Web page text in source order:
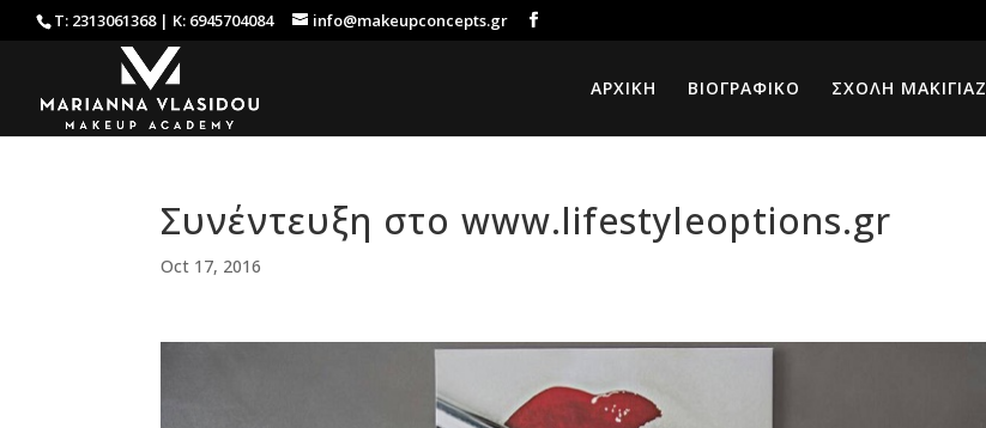
Τ: 2313061368 | Κ: 6945704084 info@makeupconcepts.gr
ΑΡΧΙΚΗ ΒΙΟΓΡΑΦΙΚΟ ΣΧΟΛΗ ΜΑΚΙΓΙΑΖ
Συνέντευξη στο www.lifestyleoptions.gr
Oct 17, 2016